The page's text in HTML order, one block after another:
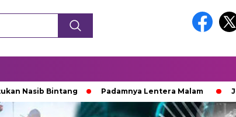
Bintang Padamnya Lentera Malam Jejak